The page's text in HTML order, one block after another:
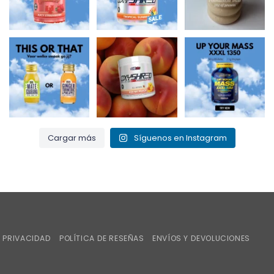
3
¿Mate y guaraná
para un chute de
energía o...
0 0
¡Bésame el
melocotón y quema
esa grasa! 🍑🔥
...
1 0
Up Your Mass XXXL
1350 = proteínas +
BCAA para el...
1 0
Cargar más Síguenos en Instagram
PRIVACIDAD POLÍTICA DE RESEÑAS
ENVÍOS Y DEVOLUCIONES